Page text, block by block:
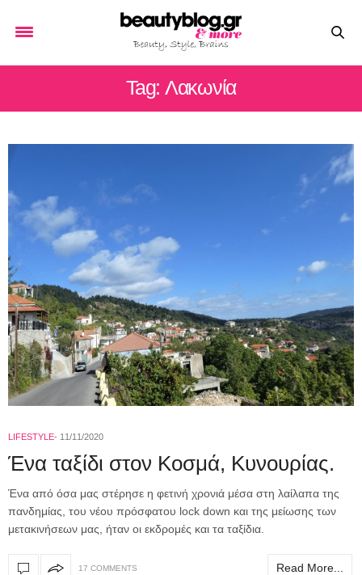
Tag: Λακωνία
LIFESTYLE 11/11/2020
Ένα ταξίδι στον Κοσμά, Κυνουρίας.
Ένα από όσα μας στέρησε η φετινή χρονιά μέσα στη λαίλαπα της
πανδημίας, του νέου πρόσφατου lock down και της μείωσης των
μετακινήσεων μας, ήταν οι εκδρομές και τα ταξίδια.
17 COMMENTS Read More...